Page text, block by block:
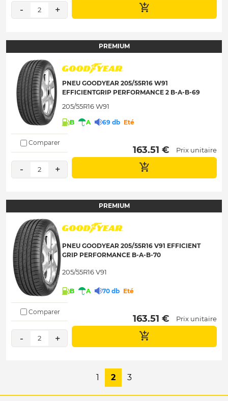
- 2 +
PREMIUM
PNEU GOODYEAR 205/55R16 W91
EFFICIENTGRIP PERFORMANCE 2 B-A-B-69
205/55R16 W91
B A 69 db Eté
Comparer
- 2 +
163.51 € Prix unitaire
PREMIUM
PNEU GOODYEAR 205/55R16 V91 EFFICIENT
GRIP PERFORMANCE B-A-B-70
205/55R16 V91
B A 70 db Eté
Comparer
- 2 +
163.51 € Prix unitaire
1 2 3